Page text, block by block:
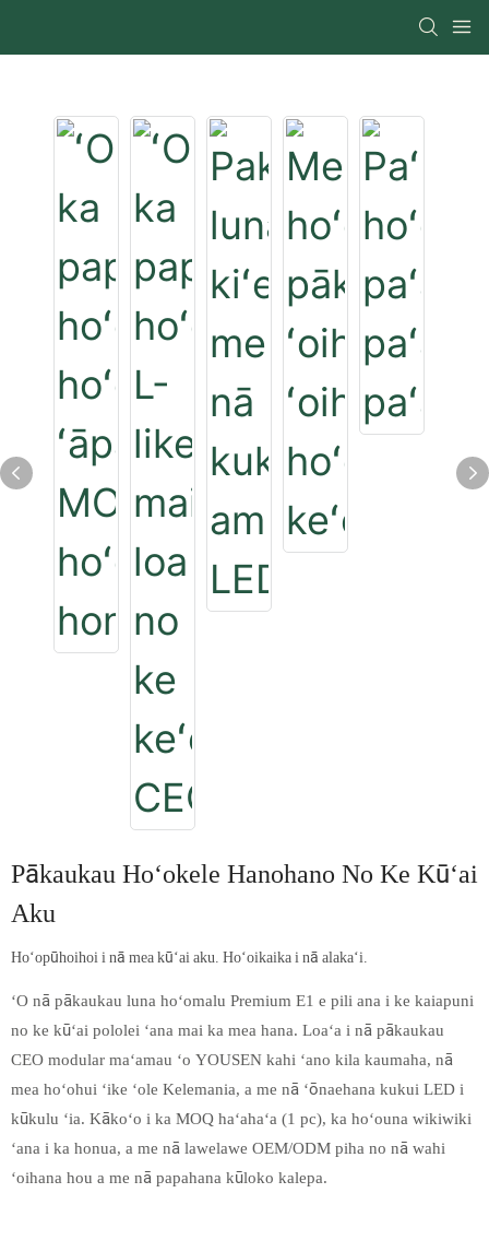
Pākaukau Hoʻokele Hanohano No Ke Kūʻai
Aku
Hoʻopūhoihoi i nā mea kūʻai aku. Hoʻoikaika i nā alakaʻi.
ʻO nā pākaukau luna hoʻomalu Premium E1 e pili ana i ke kaiapuni
no ke kūʻai pololei ʻana mai ka mea hana. Loaʻa i nā pākaukau
CEO modular maʻamau ʻo YOUSEN kahi ʻano kila kaumaha, nā
mea hoʻohui ʻike ʻole Kelemania, a me nā ʻōnaehana kukui LED i
kūkulu ʻia. Kākoʻo i ka MOQ haʻahaʻa (1 pc), ka hoʻouna wikiwiki
ʻana i ka honua, a me nā lawelawe OEM/ODM piha no nā wahi
ʻoihana hou a me nā papahana kūloko kalepa.